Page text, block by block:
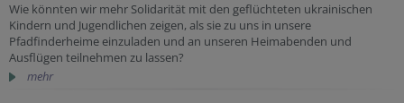
Wie könnten wir mehr Solidarität mit den geflüchteten ukrainischen
Kindern und Jugendlichen zeigen, als sie zu uns in unsere
Pfadfinderheime einzuladen und an unseren Heimabenden und
Ausflügen teilnehmen zu lassen?
mehr